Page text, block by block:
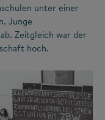
unter einer
Junge
Zeitgleich war der
hoch.